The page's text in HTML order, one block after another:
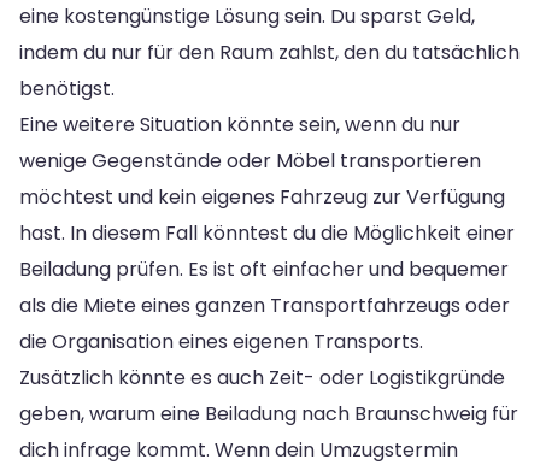
eine kostengünstige Lösung sein. Du sparst Geld,
indem du nur für den Raum zahlst, den du tatsächlich
benötigst.
Eine weitere Situation könnte sein, wenn du nur
wenige Gegenstände oder Möbel transportieren
möchtest und kein eigenes Fahrzeug zur Verfügung
hast. In diesem Fall könntest du die Möglichkeit einer
Beiladung prüfen. Es ist oft einfacher und bequemer
als die Miete eines ganzen Transportfahrzeugs oder
die Organisation eines eigenen Transports.
Zusätzlich könnte es auch Zeit- oder Logistikgründe
geben, warum eine Beiladung nach Braunschweig für
dich infrage kommt. Wenn dein Umzugstermin